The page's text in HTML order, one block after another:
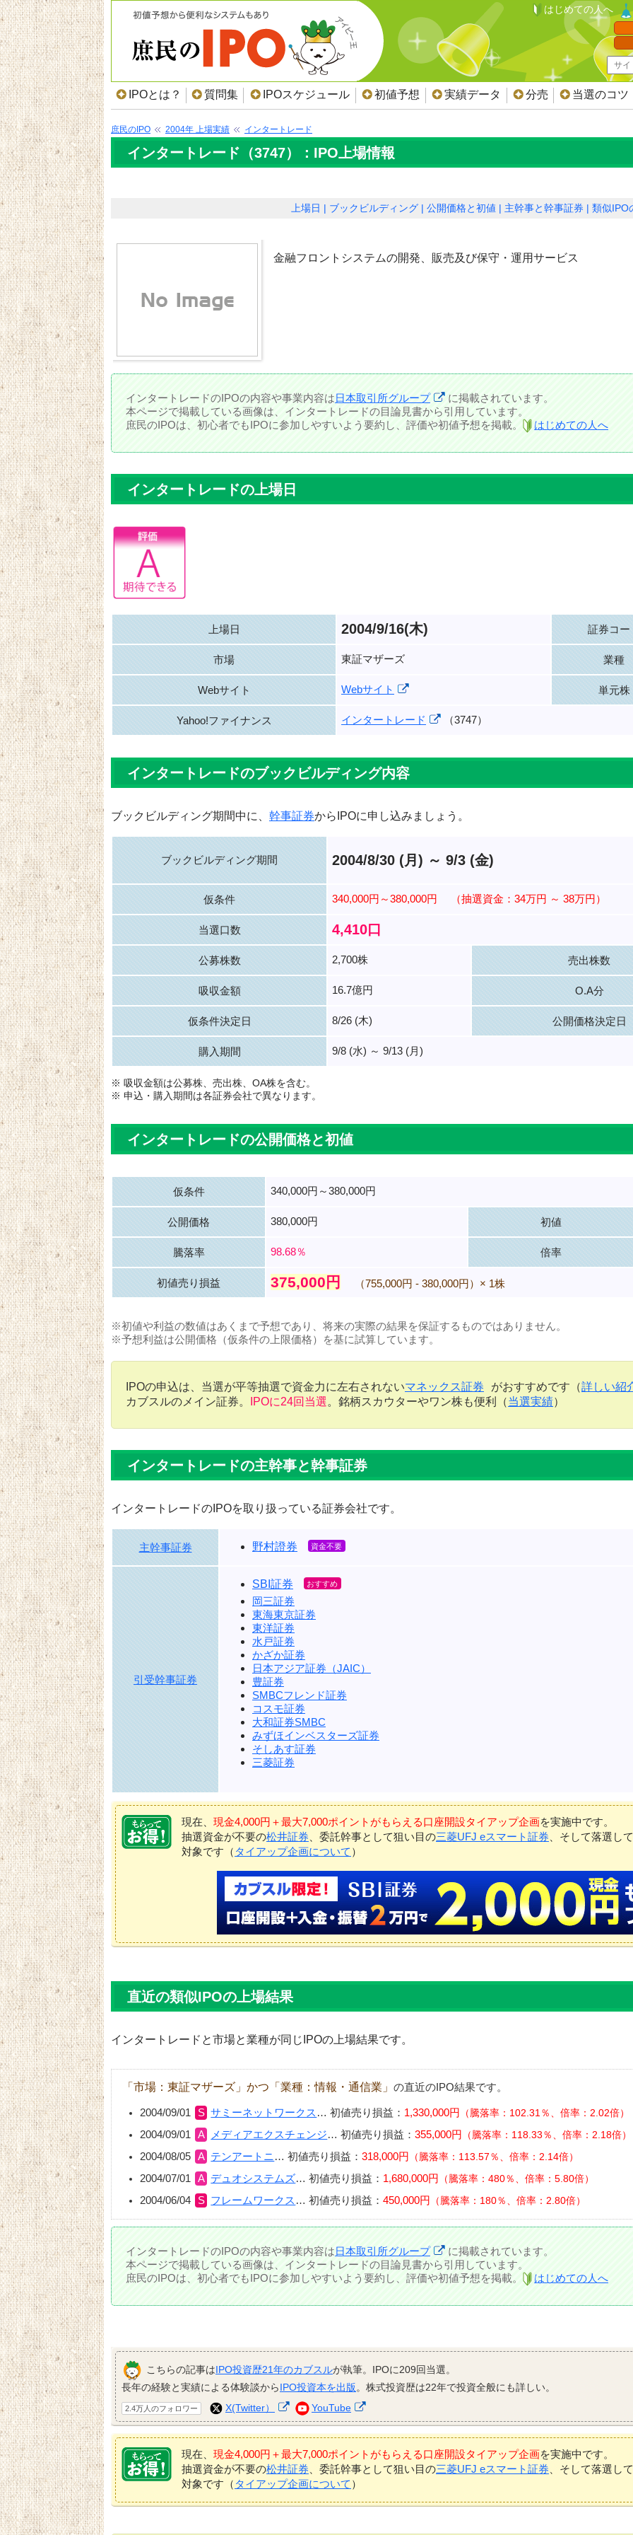
はじめての人へ
IPOとは？ 質問集 IPOスケジュール 初値予想 実績データ 分売 当選のコツ
庶民のIPO 2004年 上場実績 インタートレード
インタートレード（3747）：IPO上場情報
上場日 ブックビルディング 公開価格と初値 主幹事と幹事証券 類似IPO
金融フロントシステムの開発、販売及び保守・運用サービス
インタートレードのIPOの内容や事業内容は日本取引所グループ
に掲載されています。
本ページで掲載している画像は、インタートレードの目論見書から引用しています。
庶民のIPOは、初心者でもIPOに参加しやすいよう要約し、評価や初値予想を掲載。
はじめての人へ
インタートレードの上場日
上場日 2004/9/16(木) 証券コー
市場 東証マザーズ 業種
Webサイト Webサイト 単元株
Yahoo!ファイナンス インタートレード （3747）
インタートレードのブックビルディング内容
ブックビルディング期間中に、 幹事証券からIPOに申し込みましょう。
ブックビルディング期間 2004/8/30 (月) ～ 9/3 (金)
仮条件 340,000円～380,000円 （抽選資金：34万円 ～ 38万円）
当選口数 4,410口
公募株数 2,700株 売出株数
吸収金額 16.7億円 O.A分
仮条件決定日 8/26 (木) 公開価格決定日
購入期間 9/8 (水) ～ 9/13 (月)
※ 吸収金額は公募株、売出株、OA株を含む。
※ 申込・購入期間は各証券会社で異なります。
インタートレードの公開価格と初値
仮条件 340,000円～380,000円
公開価格 380,000円 初値
騰落率 98.68％ 倍率
初値売り損益 375,000円 （755,000円 - 380,000円）× 1株
※初値や利益の数値はあくまで予想であり、将来の実際の結果を保証するものではありません。
※予想利益は公開価格（仮条件の上限価格）を基に試算しています。
IPOの申込は、当選が平等抽選で資金力に左右されないマネックス証券 がおすすめです（詳しい紹
カブスルのメイン証券。
IPOに24回当選。銘柄スカウターやワン株も便利（当選実績）
インタートレードの主幹事と幹事証券
インタートレードのIPOを取り扱っている証券会社です。
主幹事証券 野村證券
引受幹事証券
SBI証券
岡三証券
東海東京証券
東洋証券
水戸証券
かざか証券
日本アジア証券（JAIC）
豊証券
SMBCフレンド証券
コスモ証券
大和証券SMBC
みずほインベスターズ証券
そしあす証券
三菱証券
現在、 現金4,000円＋最大7,000ポイントがもらえる口座開設タイアップ企画を実施中です。
抽選資金が不要の松井証券 、委託幹事として狙い目の三菱UFJ eスマート証券 、そして落選し
対象です（ タイアップ企画について ）
直近の類似IPOの上場結果
インタートレードと市場と業種が同じIPOの上場結果です。
「市場：東証マザーズ」かつ「業種：情報・通信業」 の直近のIPO結果です。
2004/09/01 サミーネットワークス …初値売り損益： 1,330,000円 騰落率：102.31％、倍率：2.02倍
2004/09/01 メディアエクスチェンジ…初値売り損益：355,000円 騰落率：118.33％、倍率：2.18倍
2004/08/05 テンアートニ…初値売り損益：318,000円 騰落率：113.57％、倍率：2.14倍
2004/07/01 デュオシステムズ…初値売り損益： 1,680,000円 騰落率：480％、倍率：5.80倍
2004/06/04 フレームワークス …初値売り損益：450,000円 騰落率：180％、倍率：2.80倍
インタートレードのIPOの内容や事業内容は日本取引所グループ
に掲載されています。
本ページで掲載している画像は、インタートレードの目論見書から引用しています。
庶民のIPOは、初心者でもIPOに参加しやすいよう要約し、評価や初値予想を掲載。
はじめての人へ
こちらの記事はIPO投資歴21年のカブスルが執筆。IPOに209回当選。
長年の経験と実績による体験談からIPO投資本を出版。株式投資歴は22年で投資全般にも詳しい。
2.4万人のフォロワー X(Twitter） YouTube
現在、 現金4,000円＋最大7,000ポイントがもらえる口座開設タイアップ企画を実施中です。
抽選資金が不要の松井証券 、委託幹事として狙い目の三菱UFJ eスマート証券 、そして落選し
対象です（ タイアップ企画について ）